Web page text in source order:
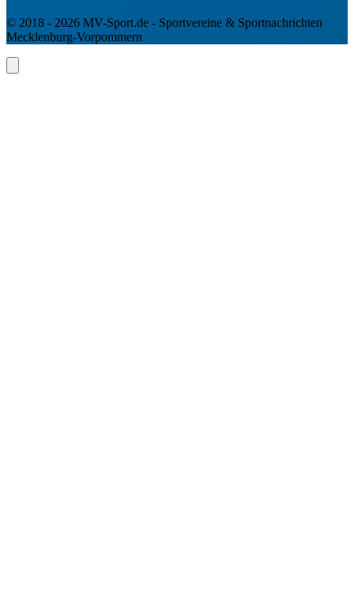
© 2018 - 2026 MV-Sport.de - Sportvereine & Sportnachrichten
Mecklenburg-Vorpommern